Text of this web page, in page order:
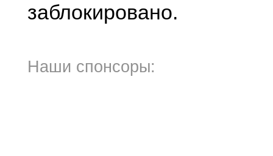
заблокировано.
Наши спонсоры: